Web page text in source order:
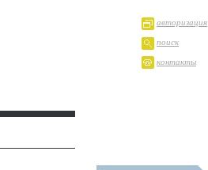
авторизация
поиск
контакты